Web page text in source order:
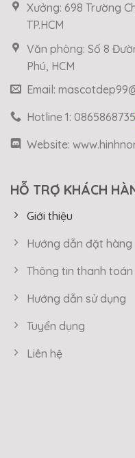
Xưởng: 698 Trường
TP.HCM
Văn phòng: Số 8
Phú, HCM
Email:
Hotline 1: 0865868735
Website:
HỖ TRỢ KHÁCH
Giới thiệu
Hướng dẫn đặt hàng
Thông tin thanh toán
Hướng dẫn sử dụng
Tuyển dụng
Liên hệ